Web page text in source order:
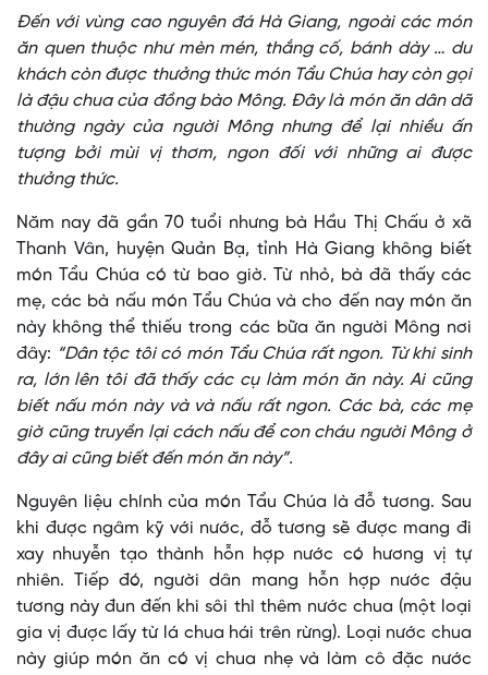
Đến với vùng cao nguyên đá Hà Giang, ngoài các món
ăn quen thuộc như mèn mén, thắng cố, bánh dày … du
khách còn được thưởng thức món Tẩu Chúa hay còn gọi
là đậu chua của đồng bào Mông. Đây là món ăn dân dã
thường ngày của người Mông nhưng để lại nhiều ấn
tượng bởi mùi vị thơm, ngon đối với những ai được
thưởng thức.
Năm nay đã gần 70 tuổi nhưng bà Hầu Thị Chấu ở xã
Thanh Vân, huyện Quản Bạ, tỉnh Hà Giang không biết
món Tẩu Chúa có từ bao giờ. Từ nhỏ, bà đã thấy các
mẹ, các bà nấu món Tẩu Chúa và cho đến nay món ăn
này không thể thiếu trong các bữa ăn người Mông nơi
đây: “Dân tộc tôi có món Tẩu Chúa rất ngon. Từ khi sinh
ra, lớn lên tôi đã thấy các cụ làm món ăn này. Ai cũng
biết nấu món này và và nấu rất ngon. Các bà, các mẹ
giờ cũng truyền lại cách nấu để con cháu người Mông ở
đây ai cũng biết đến món ăn này”.
Nguyên liệu chính của món Tẩu Chúa là đỗ tương. Sau
khi được ngâm kỹ với nước, đỗ tương sẽ được mang đi
xay nhuyễn tạo thành hỗn hợp nước có hương vị tự
nhiên. Tiếp đó, người dân mang hỗn hợp nước đậu
tương này đun đến khi sôi thì thêm nước chua (một loại
gia vị được lấy từ lá chua hái trên rừng). Loại nước chua
này giúp món ăn có vị chua nhẹ và làm cô đặc nước